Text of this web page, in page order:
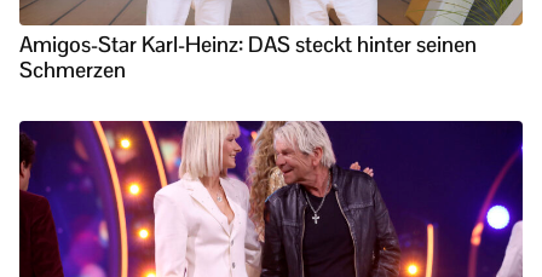
Amigos-Star Karl-Heinz: DAS steckt hinter seinen
Schmerzen